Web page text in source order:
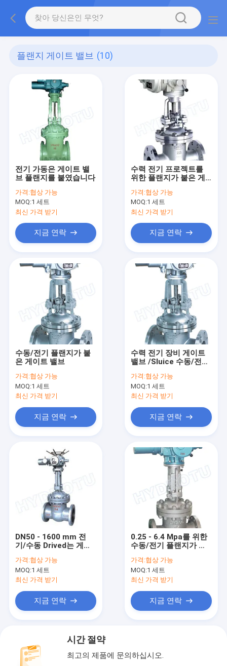
플랜지 게이트 밸브 (10)
전기 가동은 게이트 밸
브 플랜지를 붙였습니다
가격:협상 가능
MOQ:1 세트
최신 가격 받기
지금 연락
수력 전기 프로젝트를
위한 플랜지가 붙은 게
가격:협상 가능
MOQ:1 세트
최신 가격 받기
지금 연락
수동/전기 플랜지가 붙
은 게이트 밸브
가격:협상 가능
MOQ:1 세트
최신 가격 받기
지금 연락
수력 전기 장비 게이트
밸브 /Sluice 수동/전기
가격:협상 가능
MOQ:1 세트
최신 가격 받기
지금 연락
DN50 - 1600 mm 전
기/수동 Drived는 게이
지를 붙였습니다
가격:협상 가능
MOQ:1 세트
최신 가격 받기
지금 연락
0.25 - 6.4 Mpa를 위한
수동/전기 플랜지가 붙
브
가격:협상 가능
MOQ:1 세트
최신 가격 받기
지금 연락
시간 절약
최고의 제품에 문의하십시오.